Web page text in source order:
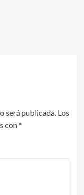
será publicada. Los
con*